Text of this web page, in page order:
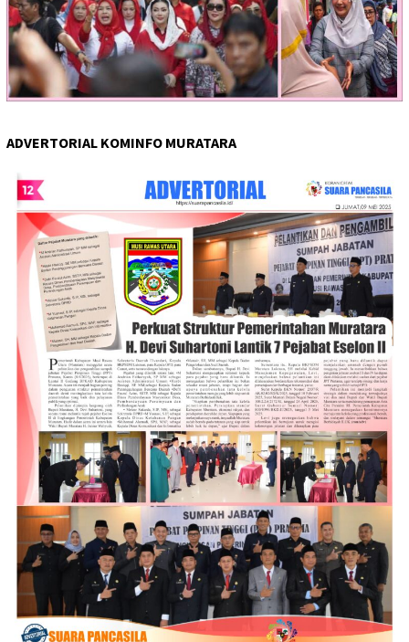
ADVERTORIAL KOMINFO MURATARA